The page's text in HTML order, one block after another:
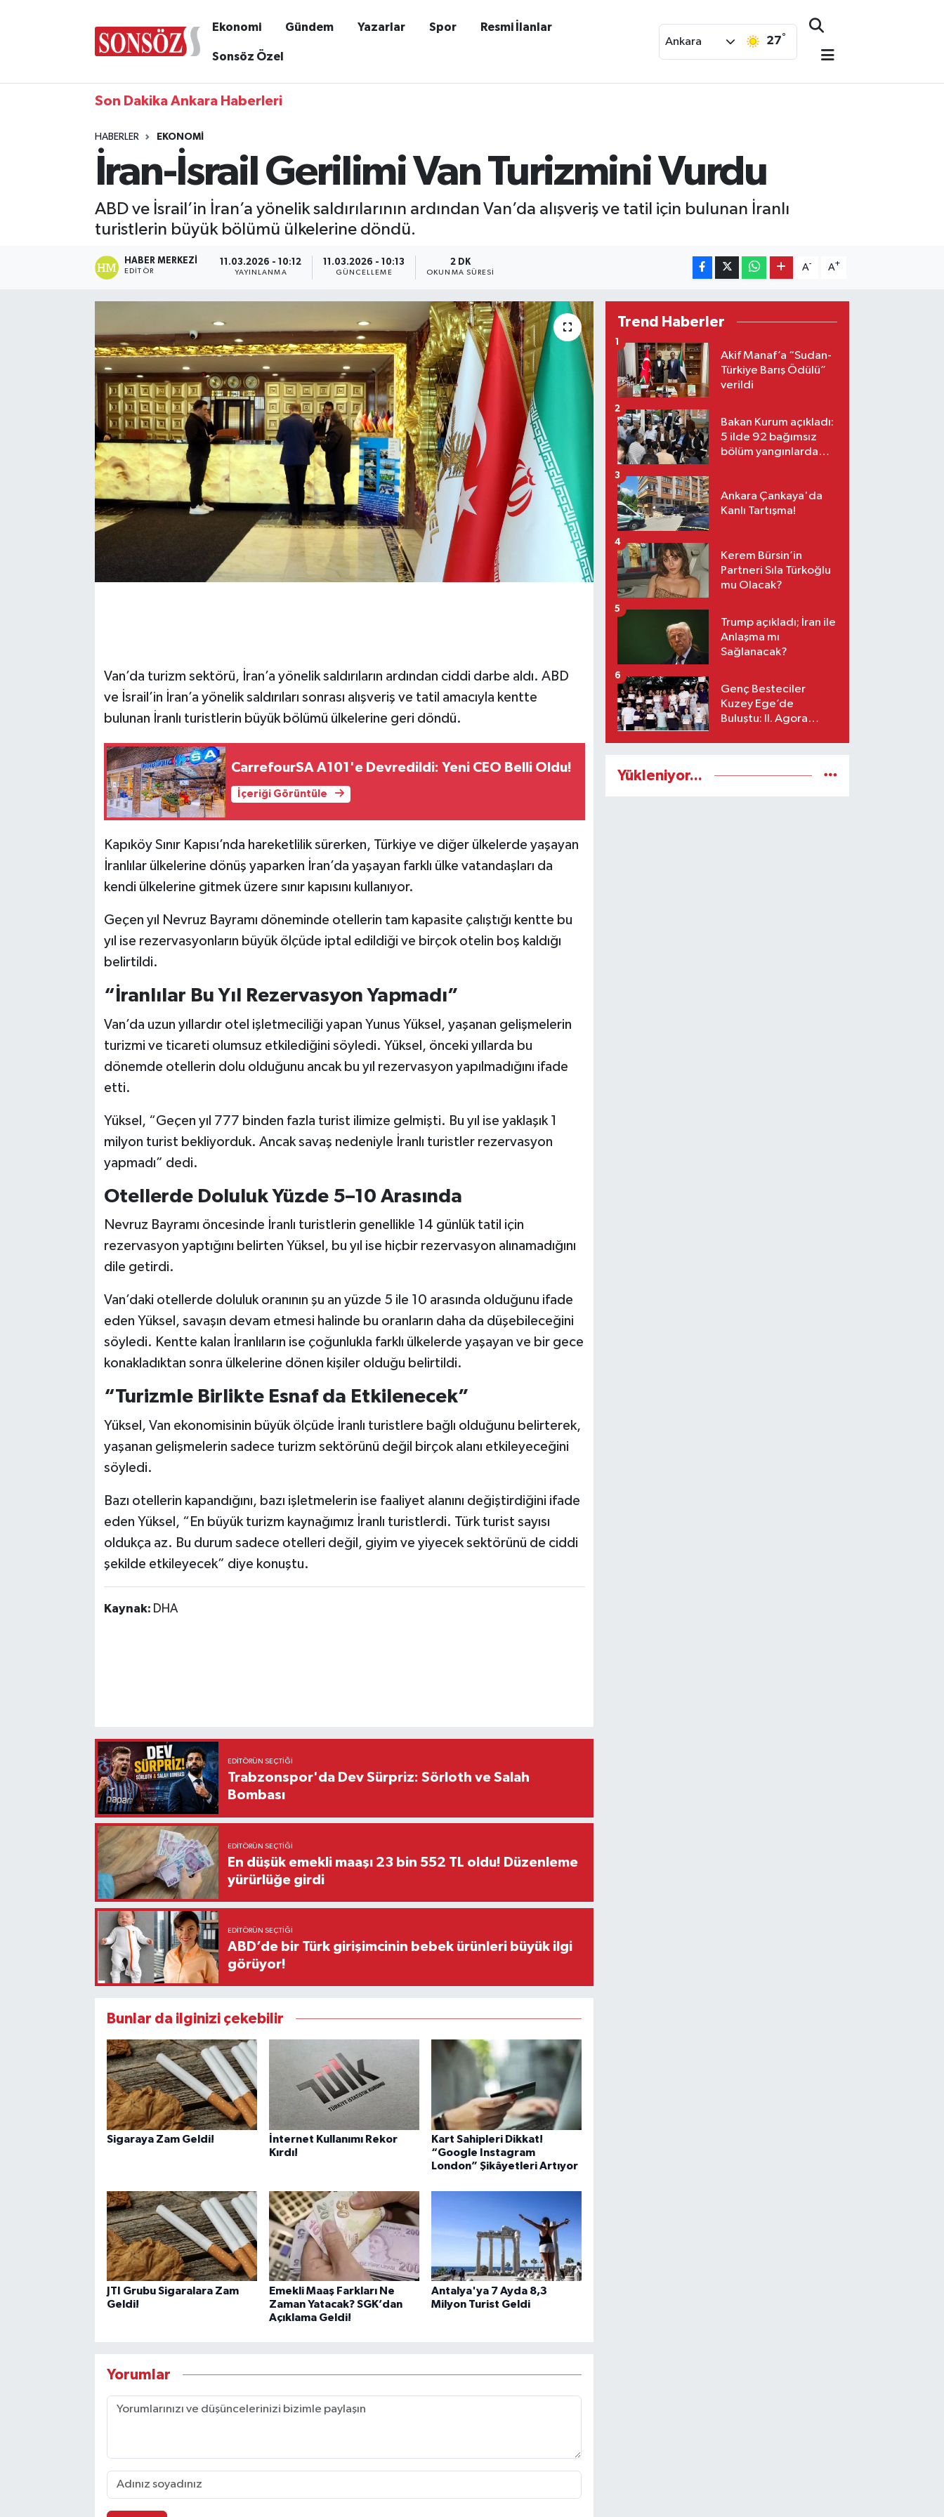
Ekonomi Gündem Yazarlar Spor Resmi İlanlar
Sonsöz Özel
Ankara 27°
Son Dakika Ankara Haberleri
HABERLER EKONOMI
İran-İsrail Gerilimi Van Turizmini Vurdu
ABD ve İsrail’in İran’a yönelik saldırılarının ardından Van’da alışveriş ve tatil için bulunan İranlı
turistlerin büyük bölümü ülkelerine döndü.
HABER MERKEZI
EDITÖR
11.03.2026 - 10:12
YAYINLANMA
11.03.2026 - 10:13
GÜNCELLEME
2 DK
OKUNMA SÜRESI
A- A+
Van’da turizm sektörü, İran’a yönelik saldırıların ardından ciddi darbe aldı. ABD
ve İsrail’in İran’a yönelik saldırıları sonrası alışveriş ve tatil amacıyla kentte
bulunan İranlı turistlerin büyük bölümü ülkelerine geri döndü.
CarrefourSA A101'e Devredildi: Yeni CEO Belli Oldu!
İçeriği Görüntüle
Kapıköy Sınır Kapısı’nda hareketlilik sürerken, Türkiye ve diğer ülkelerde yaşayan
İranlılar ülkelerine dönüş yaparken İran’da yaşayan farklı ülke vatandaşları da
kendi ülkelerine gitmek üzere sınır kapısını kullanıyor.
Geçen yıl Nevruz Bayramı döneminde otellerin tam kapasite çalıştığı kentte bu
yıl ise rezervasyonların büyük ölçüde iptal edildiği ve birçok otelin boş kaldığı
belirtildi.
“İranlılar Bu Yıl Rezervasyon Yapmadı”
Van’da uzun yıllardır otel işletmeciliği yapan Yunus Yüksel, yaşanan gelişmelerin
turizmi ve ticareti olumsuz etkilediğini söyledi. Yüksel, önceki yıllarda bu
dönemde otellerin dolu olduğunu ancak bu yıl rezervasyon yapılmadığını ifade
etti.
Yüksel, “Geçen yıl 777 binden fazla turist ilimize gelmişti. Bu yıl ise yaklaşık 1
milyon turist bekliyorduk. Ancak savaş nedeniyle İranlı turistler rezervasyon
yapmadı” dedi.
Otellerde Doluluk Yüzde 5–10 Arasında
Nevruz Bayramı öncesinde İranlı turistlerin genellikle 14 günlük tatil için
rezervasyon yaptığını belirten Yüksel, bu yıl ise hiçbir rezervasyon alınamadığını
dile getirdi.
Van’daki otellerde doluluk oranının şu an yüzde 5 ile 10 arasında olduğunu ifade
eden Yüksel, savaşın devam etmesi halinde bu oranların daha da düşebileceğini
söyledi. Kentte kalan İranlıların ise çoğunlukla farklı ülkelerde yaşayan ve bir gece
konakladıktan sonra ülkelerine dönen kişiler olduğu belirtildi.
“Turizmle Birlikte Esnaf da Etkilenecek”
Yüksel, Van ekonomisinin büyük ölçüde İranlı turistlere bağlı olduğunu belirterek,
yaşanan gelişmelerin sadece turizm sektörünü değil birçok alanı etkileyeceğini
söyledi.
Bazı otellerin kapandığını, bazı işletmelerin ise faaliyet alanını değiştirdiğini ifade
eden Yüksel, “En büyük turizm kaynağımız İranlı turistlerdi. Türk turist sayısı
oldukça az. Bu durum sadece otelleri değil, giyim ve yiyecek sektörünü de ciddi
şekilde etkileyecek” diye konuştu.
Kaynak: DHA
EDITÖRÜN SEÇTIĞI
Trabzonspor'da Dev Sürpriz: Sörloth ve Salah
Bombası
EDITÖRÜN SEÇTIĞI
En düşük emekli maaşı 23 bin 552 TL oldu! Düzenleme
yürürlüğe girdi
EDITÖRÜN SEÇTIĞI
ABD’de bir Türk girişimcinin bebek ürünleri büyük ilgi
görüyor!
Bunlar da ilginizi çekebilir
Sigaraya Zam Geldi!
İnternet Kullanımı Rekor
Kırdı!
Kart Sahipleri Dikkat!
“Google Instagram
London” Şikâyetleri Artıyor
JTI Grubu Sigaralara Zam
Geldi!
Emekli Maaş Farkları Ne
Zaman Yatacak? SGK’dan
Açıklama Geldi!
Antalya'ya 7 Ayda 8,3
Milyon Turist Geldi
Yorumlar
Trend Haberler
Akif Manaf’a “Sudan-
Türkiye Barış Ödülü”
verildi
1
Bakan Kurum açıkladı:
5 ilde 92 bağımsız
bölüm yangınlarda
2
Ankara Çankaya'da
Kanlı Tartışma!
3
Kerem Bürsin’in
Partneri Sıla Türkoğlu
mu Olacak?
4
Trump açıkladı; İran ile
Anlaşma mı
Sağlanacak?
5
Genç Besteciler
Kuzey Ege’de
Buluştu: II. Agora
6
Yükleniyor...